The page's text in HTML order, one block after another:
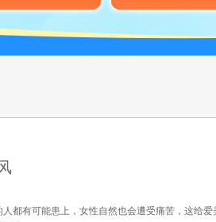
都有可能患上，女性自然也会遭受痛苦，这给